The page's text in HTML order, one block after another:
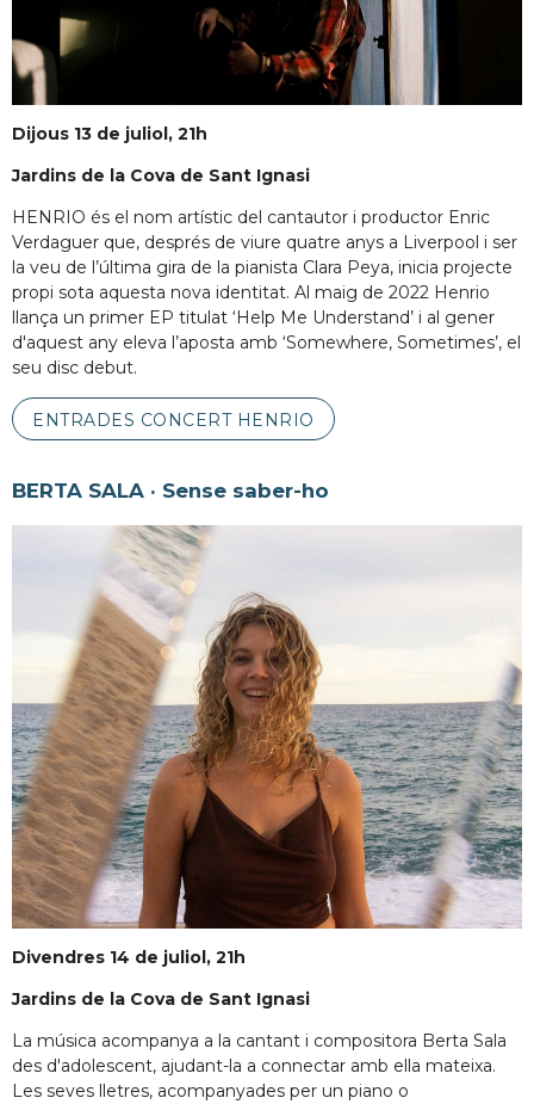
Dijous 13 de juliol, 21h
Jardins de la Cova de Sant Ignasi
HENRIO és el nom artístic del cantautor i productor Enric
Verdaguer que, després de viure quatre anys a Liverpool i ser
la veu de l’última gira de la pianista Clara Peya, inicia projecte
propi sota aquesta nova identitat. Al maig de 2022 Henrio
llança un primer EP titulat ‘Help Me Understand’ i al gener
d'aquest any eleva l’aposta amb ‘Somewhere, Sometimes’, el
seu disc debut.
ENTRADES CONCERT HENRIO
BERTA SALA · Sense saber-ho
Divendres 14 de juliol, 21h
Jardins de la Cova de Sant Ignasi
La música acompanya a la cantant i compositora Berta Sala
des d'adolescent, ajudant-la a connectar amb ella mateixa.
Les seves lletres, acompanyades per un piano o